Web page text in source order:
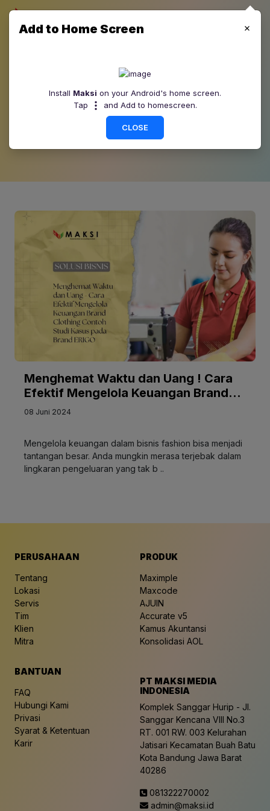
Maksi terpercaya selalu menyediakan informasi lengkap
setiap hari, Informasi terbaru seputar bisnis, keuangan,
Menghemat Waktu dan Uang ! Cara
Efektif Mengelola Keuangan Brand
Clothing Contoh Studi Kasus pada
08 Juni 2024
Mengelola keuangan dalam bisnis fashion bisa menjadi
tantangan besar. Anda mungkin merasa terjebak dalam
lingkaran pengeluaran yang tak b ..
PERUSAHAAN
Tentang
Lokasi
Servis
Tim
Klien
Mitra
PRODUK
Maximple
Maxcode
AJUIN
Accurate v5
Kamus Akuntansi
Konsolidasi AOL
BANTUAN
FAQ
Hubungi Kami
Privasi
Syarat & Ketentuan
Karir
PT MAKSI MEDIA
INDONESIA
Komplek Sanggar Hurip - Jl.
Sanggar Kencana VIII No.3
RT. 001 RW. 003 Kelurahan
Jatisari Kecamatan Buah Batu
Kota Bandung Jawa Barat
40286
081322270002
admin@maksi.id
Add to Home Screen
Install Maksi on your Android's home screen.
Tap
and Add to homescreen.
CLOSE